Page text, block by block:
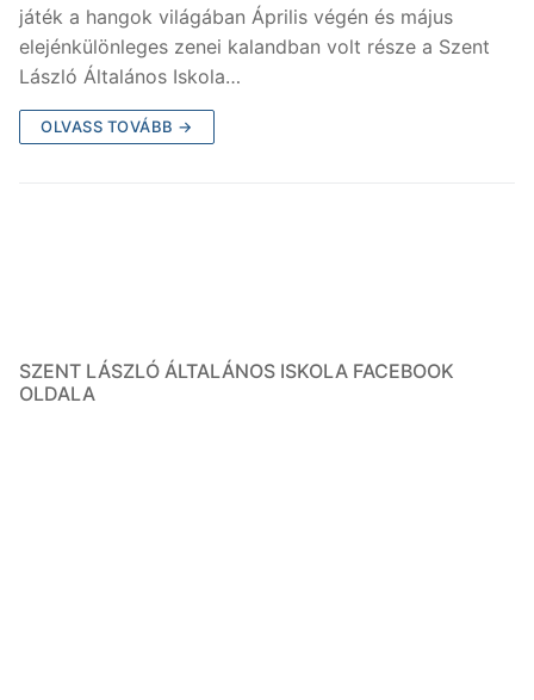
játék a hangok világában Április végén és május
elejénkülönleges zenei kalandban volt része a Szent
László Általános Iskola…
OLVASS TOVÁBB →
SZENT LÁSZLÓ ÁLTALÁNOS ISKOLA FACEBOOK
OLDALA